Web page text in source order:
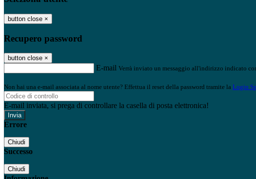
button close ×
Recupero password
button close ×
E-mail Verrà inviato un messaggio all'indirizzo indicato
Non hai una e-mail associata al nome utente? Effettua il reset della password tramite la Login
E-mail inviata, si prega di controllare la casella di posta elettronica!
Errore
Chiudi
Successo
Chiudi